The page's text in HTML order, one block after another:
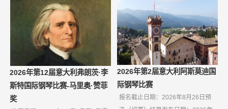
报名截止日期：2026年10月9日如
果无...
2026年第12届意大利弗朗茨·李
斯特国际钢琴比赛-马里奥·赞菲
奖
2026年第2届意大利阿斯莫迪国
际钢琴比赛
报名截止日期：2026年8月26日预